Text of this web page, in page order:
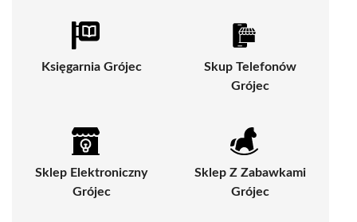
Księgarnia Grójec
Skup Telefonów
Grójec
Sklep Elektroniczny
Grójec
Sklep Z Zabawkami
Grójec